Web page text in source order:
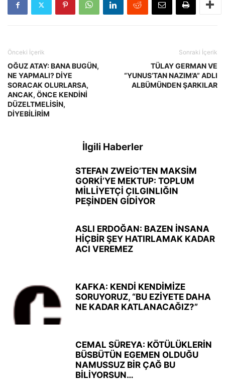
Önceki İçerik
OĞUZ ATAY: BANA BUGÜN,
NE YAPMALI? DİYE
SORACAK OLURLARSA,
ANCAK, ÖNCE KENDİNİ
DÜZELTMELİSİN,
DİYEBİLİRİM
Sonraki İçerik
TÜLAY GERMAN VE
“YUNUS’TAN NAZIM’A” ADLI
ALBÜMÜNDEN ŞARKILAR
İlgili Haberler
STEFAN ZWEİG’TEN MAKSİM
GORKİ’YE MEKTUP: TOPLUM
MİLLİYETÇİ ÇILGINLIĞIN
PEŞİNDEN GİDİYOR
ASLI ERDOĞAN: BAZEN İNSANA
HİÇBİR ŞEY HATIRLAMAK KADAR
ACI VEREMEZ
KAFKA: KENDİ KENDİMİZE
SORUYORUZ, “BU EZİYETE DAHA
NE KADAR KATLANACAĞIZ?”
CEMAL SÜREYA: KÖTÜLÜKLERİN
BÜSBÜTÜN EGEMEN OLDUĞU
NAMUSSUZ BİR ÇAĞ BU
BİLİYORSUN…